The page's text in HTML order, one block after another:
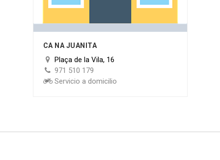
CA NA JUANITA
Plaça de la Vila, 16
971 510 179
Servicio a domicilio